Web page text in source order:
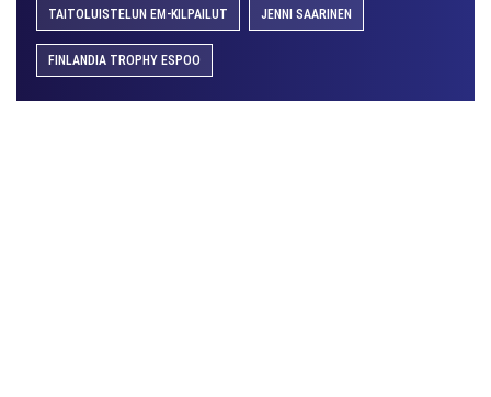
TAITOLUISTELUN EM-KILPAILUT JENNI SAARINEN
FINLANDIA TROPHY ESPOO